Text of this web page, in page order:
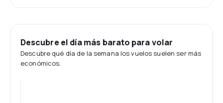
Descubre el día más barato para volar
Descubre qué día de la semana los vuelos suelen ser más
económicos.